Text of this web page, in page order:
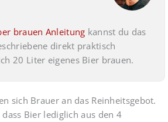
brauen Anleitung kannst du das
direkt praktisch
20 Liter eigenes Bier brauen.
sich Brauer an das Reinheitsgebot.
Bier lediglich aus den 4